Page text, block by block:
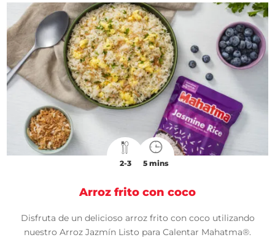
2-3 5 mins
Arroz frito con coco
Disfruta de un delicioso arroz frito con coco utilizando
nuestro Arroz Jazmín Listo para Calentar Mahatma®.